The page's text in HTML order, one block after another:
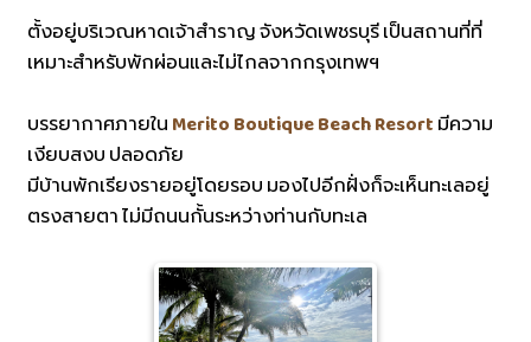
ตั้งอยู่บริเวณหาดเจ้าสำราญ จังหวัดเพชรบุรี เป็นสถานที่ที่
เหมาะสำหรับพักผ่อนและไม่ไกลจากกรุงเทพฯ
บรรยากาศภายในMerito Boutique Beach Resortมีความ
เงียบสงบ ปลอดภัย
มีบ้านพักเรียงรายอยู่โดยรอบ มองไปอีกฝั่งก็จะเห็นทะเลอยู่
ตรงสายตา ไม่มีถนนกั้นระหว่างท่านกับทะเล